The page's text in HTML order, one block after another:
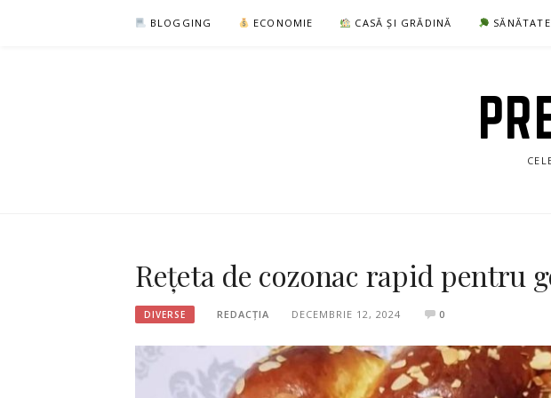
BLOGGING ECONOMIE CASĂ ȘI GRĂDINĂ SĂNĂTATE
Rețeta de cozonac rapid pentru
DIVERSE REDACȚIA DECEMBRIE 12, 2024 0